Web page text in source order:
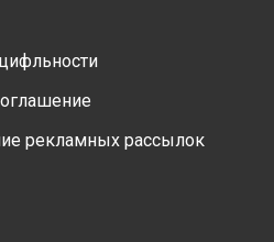
рекламных рассылок